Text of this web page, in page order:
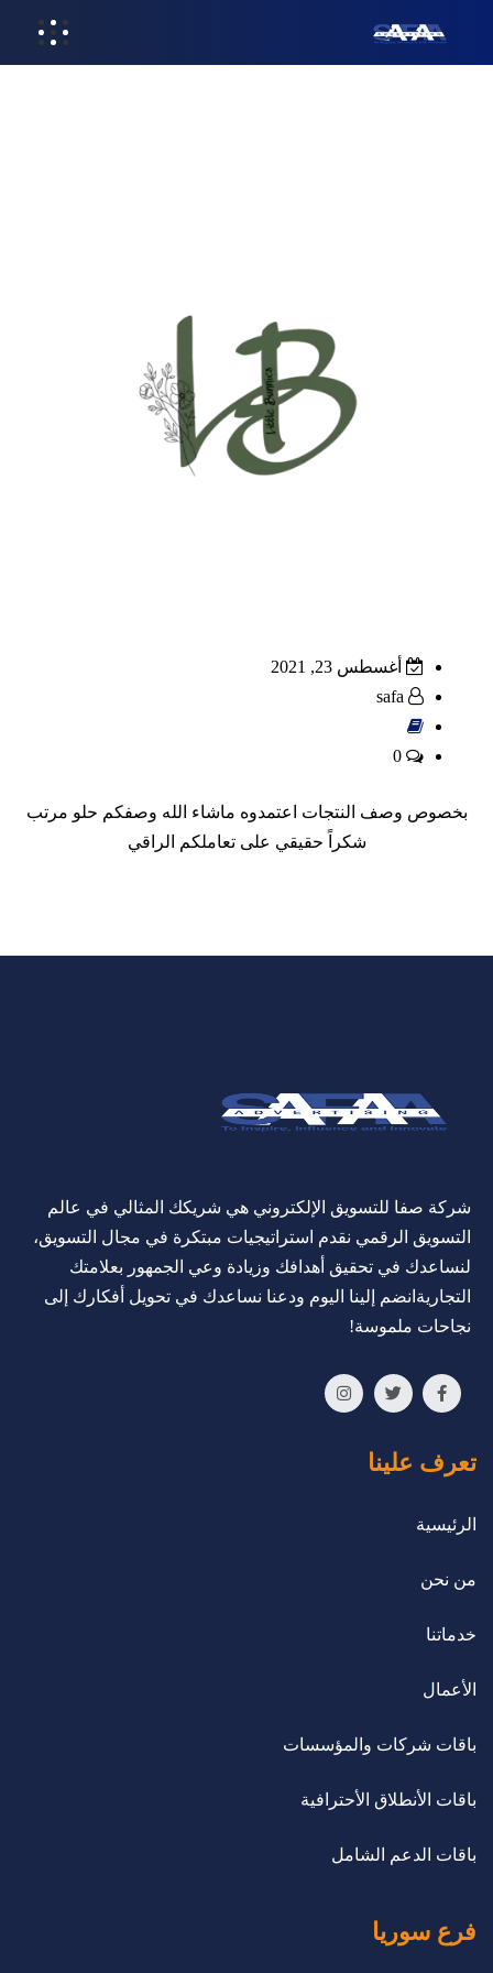
أغسطس 23, 2021
بخصوص وصف النتجات اعتمدوه ماشاء الله وصفكم حلو مرتب
شكراً حقيقي على تعاملكم الراقي
شركة صفا للتسويق الإلكتروني هي شريكك المثالي في عالم
التسويق الرقمي نقدم استراتيجيات مبتكرة في مجال التسويق،
لنساعدك في تحقيق أهدافك وزيادة وعي الجمهور بعلامتك
التجاريةانضم إلينا اليوم ودعنا نساعدك في تحويل أفكارك إلى
نجاحات ملموسة!
تعرف علينا
الرئيسية
من نحن
خدماتنا
الأعمال
باقات شركات والمؤسسات
باقات الأنطلاق الأحترافية
باقات الدعم الشامل
فرع سوريا